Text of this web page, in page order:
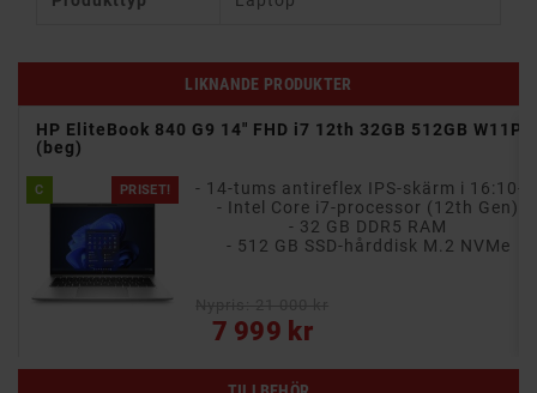
LIKNANDE PRODUKTER
HP EliteBook 840 G9 14" FHD i7 12th 32GB 512GB W11P
(beg)
PRISET!
C
- Intel Core i7-processor (12th Gen)
- 32 GB DDR5 RAM
- 512 GB SSD-hårddisk M.2 NVMe
7 999 kr
Pris